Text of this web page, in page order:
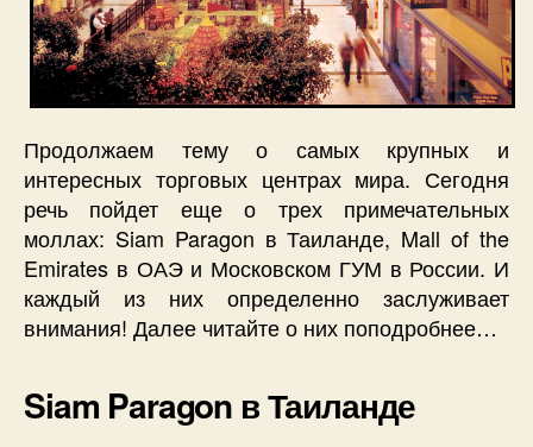
Продолжаем тему о самых крупных и
интересных торговых центрах мира. Сегодня
речь пойдет еще о трех примечательных
моллах: Siam Paragon в Таиланде, Mall of the
Emirates в ОАЭ и Московском ГУМ в России. И
каждый из них определенно заслуживает
внимания! Далее читайте о них поподробнее…
Siam Paragon в Таиланде